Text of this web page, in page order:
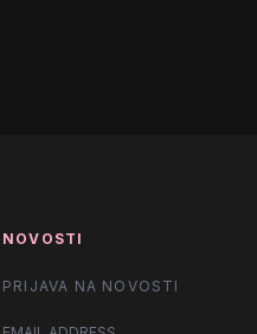
NOVOSTI
PRIJAVA NA NOVOSTI